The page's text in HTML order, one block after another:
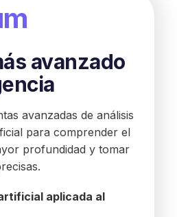
avanzado
avanzadas de análisis
para comprender el
profundidad y tomar
aplicada al